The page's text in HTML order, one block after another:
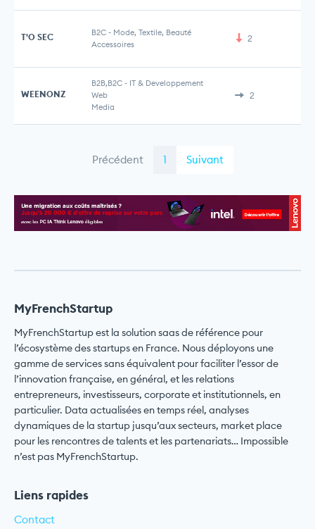
T'O SEC B2C - Mode, Textile, Beauté
Accessoires
2
WEENONZ
B2B,B2C - IT & Developpement
Web
Media
2
Précédent 1 Suivant
MyFrenchStartup
MyFrenchStartup est la solution saas de référence pour
l’écosystème des startups en France. Nous déployons une
gamme de services sans équivalent pour faciliter l’essor de
l’innovation française, en général, et les relations
entrepreneurs, investisseurs, corporate et institutionnels, en
particulier. Data actualisées en temps réel, analyses
dynamiques de la startup jusqu’aux secteurs, market place
pour les rencontres de talents et les partenariats… Impossible
n’est pas MyFrenchStartup.
Liens rapides
Contact